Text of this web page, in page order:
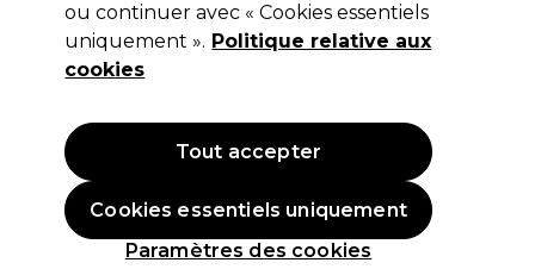
36,99 €
ou continuer avec « Cookies essentiels
uniquement ». Politique relative aux
cookies
Paramètres des cookies
Cookies essentiels uniquement
Tout accepter